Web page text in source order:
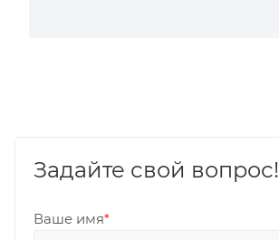
Задайте свой вопрос!
Ваше имя*